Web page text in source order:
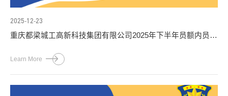
2025-12-23
重庆都梁城工高新科技集团有限公司2025年下半年员额内员工
Learn More